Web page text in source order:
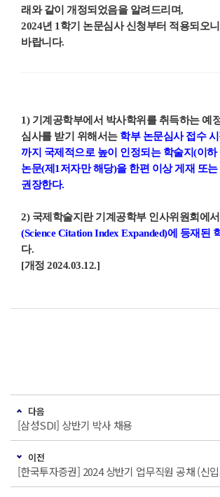
래와 같이 개정되었음을 알려드리며,
2024년 1학기 논문심사 신청부터 적용되오
바랍니다.
1) 기계공학부에서 박사학위를 취득하는 예
심사를 받기 위해서는 학부 논문심사 접수 시
까지 국제적으로 높이 인정되는 학술지 (이하
논문(제 1 저자만 해당)을 한편 이상 게재 또
권장한다.
2) 국제학술지란 기계공학부 인사위원회에
(Science Citation Index Expanded)에 등재된
다.
[개정 2024.03.12.]
다음
[삼성SDI] 상반기 박사 채용
이전
[한국투자증권] 2024 상반기 업무직원 공채 (신